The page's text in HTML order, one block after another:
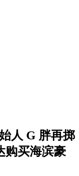
人 G 胖再掷
购买海滨豪